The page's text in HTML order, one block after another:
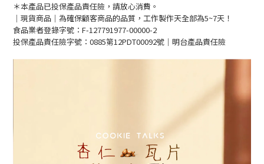
＊本產品已投保產品責任險，請放心消費。
｜現貨商品｜為確保顧客商品的品質，工作製作天全部為5~7天！
食品業者登錄字號：F-127791977-00000-2
投保產品責任險字號：0885第12PDT00092號｜ 明台產品責任險